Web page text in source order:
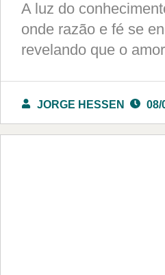
A luz do
onde razão e fé se
revelando que o
JORGE HESSEN 08/